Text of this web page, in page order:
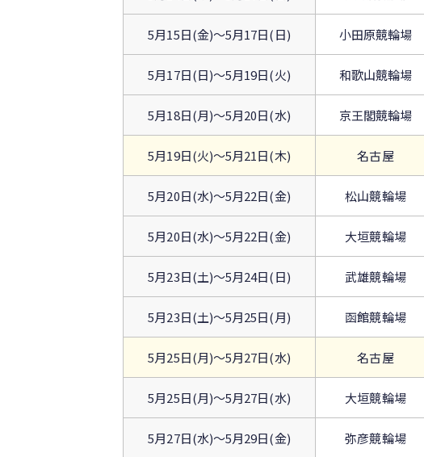
5月15日(金)〜5月17日(日) 小田原競輪場
5月17日(日)〜5月19日(火) 和歌山競輪場
5月18日(月)〜5月20日(水) 京王閣競輪場
5月19日(火)〜5月21日(木) 名古屋
5月20日(水)〜5月22日(金) 松山競輪場
5月20日(水)〜5月22日(金) 大垣競輪場
5月23日(土)〜5月24日(日) 武雄競輪場
5月23日(土)〜5月25日(月) 函館競輪場
5月25日(月)〜5月27日(水) 名古屋
5月25日(月)〜5月27日(水) 大垣競輪場
5月27日(水)〜5月29日(金) 弥彦競輪場